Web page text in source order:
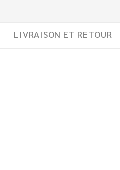
LIVRAISON ET RETOUR